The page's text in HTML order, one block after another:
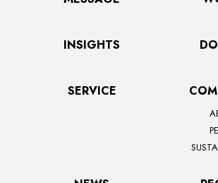
INSIGHTS
SERVICE